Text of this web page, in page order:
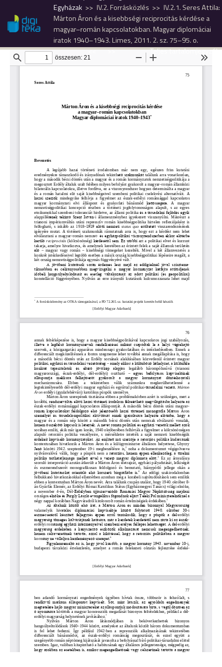
Egyházak
IV.2. Forrásközlés
IV.2.1. Seres Attila:
Márton Áron és a kisebbségi reciprocitás kérdése a
magyar–román kapcsolatokban. Magyar diplomáciai
iratok 1940–1943. Limes, 2011. 2. sz. 75–95. o.
<<
>> Teljes tartalomjegyzék